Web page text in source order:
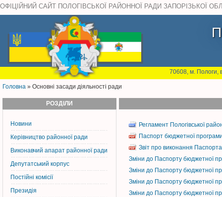
ОФІЦІЙНИЙ САЙТ ПОЛОГІВСЬКОЇ РАЙОННОЇ РАДИ ЗАПОРІЗЬКОЇ
70608, м. Пологи,
Головна » Основні засади діяльності ради
РОЗДІЛИ
Новини
Керiвництво районної ради
Виконавчий апарат районної ради
Депутатський корпус
Постiйнi комiсiї
Президія
Регламент Пологівської
Паспорт бюджетної
Звіт про виконання
Зміни до Паспорту бюджетної
Зміни до Паспорту бюджетної
Зміни до Паспорту бюджетної
Зміни до Паспорту бюджетної